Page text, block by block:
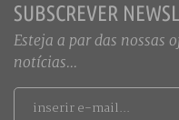
SUBSCREVER
Esteja a par das nossas
notícias...